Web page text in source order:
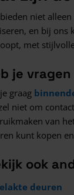
niet
en bij ons
met
je
graag
niet om
van
kunt kopen
ook
deuren